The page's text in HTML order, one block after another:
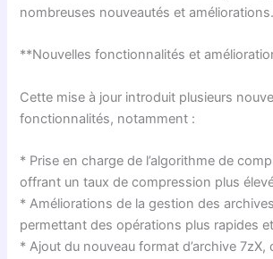
nombreuses nouveautés et améliorations.
**Nouvelles fonctionnalités et
Cette mise à jour introduit plusieurs
fonctionnalités, notamment :
* Prise en charge de l’algorithme de
offrant un taux de compression plus
* Améliorations de la gestion des
permettant des opérations plus rapides
* Ajout du nouveau format d’archive 7zX,